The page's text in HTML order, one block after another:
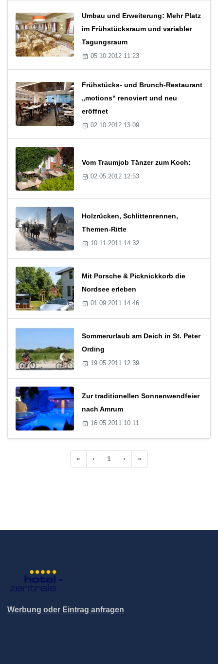
Umbau und Erweiterung: Mehr Platz
im Frühstücksraum und variabler
Tagungsraum
05.10.2012 11:23
Frühstücks- und Brunch-Restaurant
„motions“ renoviert und neu
eröffnet
02.10.2012 13:09
Vom Traumjob Tänzer zum Koch:
02.05.2012 12:53
Holzrücken, Schlittenrennen,
Themen-Ritte
10.11.2011 14:32
Mit Porsche & Picknickkorb die
Nordsee erleben
01.09.2011 14:46
Sommerurlaub am Deich in St. Peter
Ording
19.05.2011 12:39
Zur traditionellen Sonnenwendfeier
nach Amrum
16.05.2011 10:11
« ‹ 1 › »
Werbung oder Eintrag anfragen